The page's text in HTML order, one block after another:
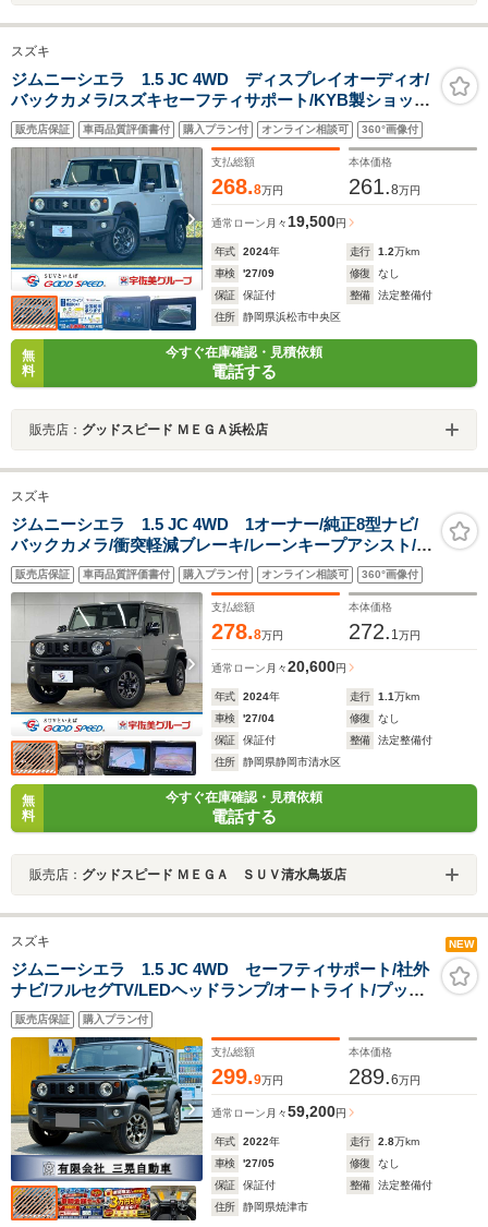
スズキ
ジムニーシエラ 1.5 JC 4WD ディスプレイオーディオ/
バックカメラ/スズキセーフティサポート/KYB製ショック
アブソーバー/レーンキープアシスト/ダウンヒルコントロ
ール/クルーズコントロール/HDMI端子/クリアランスソナ
販売店保証 車両品質評価書付 購入プラン付 オンライン相談可 360°画像付
支払総額
268.8万円
本体価格
261.8万円
通常ローン 月々19,500円
年式 2024年 走行 1.2万km
車検
'27/09 修復
なし
保証
保証付 整備
法定整備付
住所
静岡県浜松市中央区
無
料
今すぐ在庫確認・見積依頼
電話する
販売店： グッドスピード ＭＥＧＡ浜松店
スズキ
ジムニーシエラ 1.5 JC 4WD 1オーナー/純正8型ナビ/
バックカメラ/衝突軽減ブレーキ/レーンキープアシスト/ク
ルーズコントロール/シートヒーター/クリアランスソナ
ー/LEDヘッドライト/CD・DVD視聴/ドライブレコーダ
ー/ETC2.0/シートカバー
販売店保証 車両品質評価書付 購入プラン付 オンライン相談可 360°画像付
支払総額
278.8万円
本体価格
272. 1万円
通常ローン 月々20,600円
年式 2024年 走行 1.1万km
車検
'27/04 修復
なし
保証
保証付 整備
法定整備付
住所
静岡県静岡市清水区
無
料
今すぐ在庫確認・見積依頼
電話する
販売店： グッドスピード ＭＥＧＡ ＳＵＶ清水鳥坂店
スズキ NEW
ジムニーシエラ 1.5 JC 4WD セーフティサポート/社外
ナビ/フルセグTV/LEDヘッドランプ/オートライト/プッシ
ュスタート・スマートキー/クルーズコントロール/革巻き
ステアリングホイール/ウィンカーミラー/ヘッドランプウ
ォッシャー
販売店保証 購入プラン付
支払総額
299.9万円
本体価格
289.6万円
通常ローン 月々59,200円
年式 2022年 走行 2.8万km
車検
'27/05 修復
なし
保証
保証付 整備
法定整備付
住所
静岡県焼津市